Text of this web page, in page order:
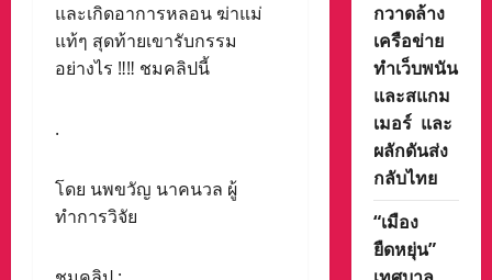
และเกิดอาการหลอน ฆ่าแม่
แท้ๆ สุดท้ายเขารับกรรม
อย่างไร ‼️‼️ ชมคลิปนี้
.
โดย นพขวัญ นาคนวล ผู้
ทำการวิจัย
กวาดล้าง
เครือข่าย
ทำเว็บพนัน
และสแกม
เมอร์ และ
ผลักดันส่ง
กลับไทย
“เมือง
ยืดหยุ่น”